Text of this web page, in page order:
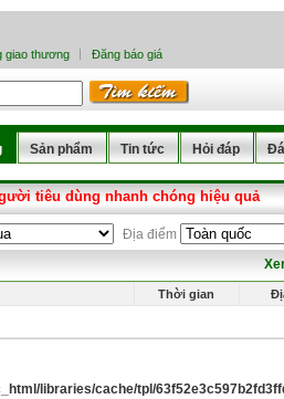
giao thương Đăng báo giá
Sản phẩm Tin tức Hỏi đáp
tiêu dùng nhanh chóng hiệu quả
Địa điểm
Thời gian
libraries/cache/tpl/